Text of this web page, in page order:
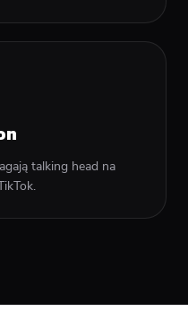
talking head na